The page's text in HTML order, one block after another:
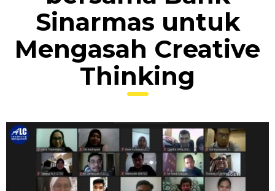
Sinarmas untuk
Mengasah Creative
Thinking